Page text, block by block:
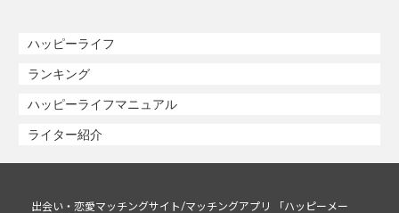
ハッピーライフ
ランキング
ハッピーライフマニュアル
ライター紹介
出会い・恋愛マッチングサイト/マッチングアプリ 「ハッピーメー